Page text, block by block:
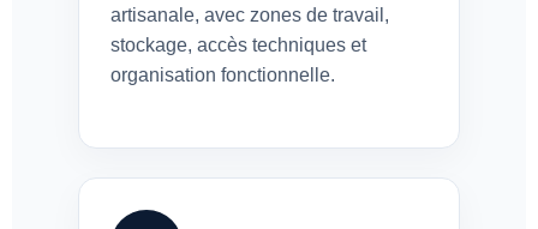
artisanale, avec zones de travail,
stockage, accès techniques et
organisation fonctionnelle.